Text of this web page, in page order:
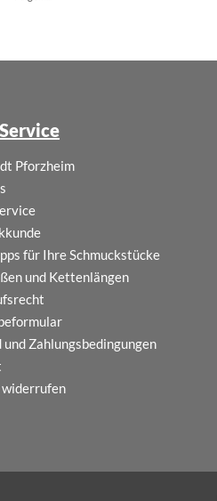
Pforzheim
für Ihre Schmuckstücke
und Kettenlängen
und Zahlungsbedingungen